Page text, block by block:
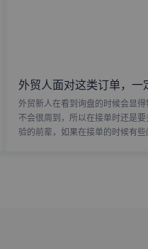
外贸人面对这类订单，一
外贸新人在看到询盘的时候会显
不会很周到，所以在接单时还是
验的前辈，如果在接单的时候有些